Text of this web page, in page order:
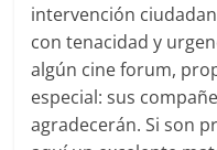
intervención
con tenacidad y
algún cine forum,
especial: sus
agradecerán. Si son